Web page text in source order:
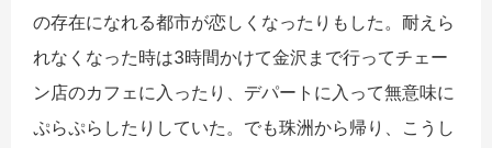
の存在になれる都市が恋しくなったりもした。耐えら
れなくなった時は3時間かけて金沢まで行ってチェー
ン店のカフェに入ったり、デパートに入って無意味に
ぷらぷらしたりしていた。でも珠洲から帰り、こうし